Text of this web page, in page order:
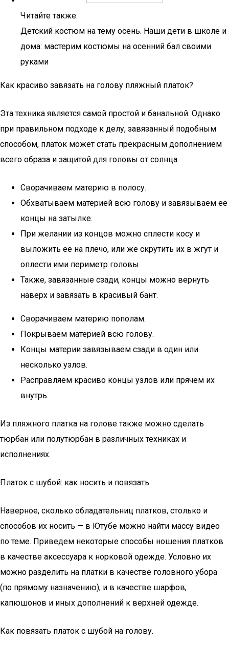
Читайте также:
Детский костюм на тему осень. Наши дети в школе и
дома: мастерим костюмы на осенний бал своими
руками
Как красиво завязать на голову пляжный платок?
Эта техника является самой простой и банальной. Однако
при правильном подходе к делу, завязанный подобным
способом, платок может стать прекрасным дополнением
всего образа и защитой для головы от солнца.
Сворачиваем материю в полосу.
Обхватываем материей всю голову и завязываем ее
концы на затылке.
При желании из концов можно сплести косу и
выложить ее на плечо, или же скрутить их в жгут и
оплести ими периметр головы.
Также, завязанные сзади, концы можно вернуть
наверх и завязать в красивый бант.
Сворачиваем материю пополам.
Покрываем материей всю голову.
Концы материи завязываем сзади в один или
несколько узлов.
Расправляем красиво концы узлов или прячем их
внутрь.
Из пляжного платка на голове также можно сделать
тюрбан или полутюрбан в различных техниках и
исполнениях.
Платок с шубой: как носить и повязать
Наверное, сколько обладательниц платков, столько и
способов их носить — в Ютубе можно найти массу видео
по теме. Приведем некоторые способы ношения платков
в качестве аксессуара к норковой одежде. Условно их
можно разделить на платки в качестве головного убора
(по прямому назначению), и в качестве шарфов,
капюшонов и иных дополнений к верхней одежде.
Как повязать платок с шубой на голову.